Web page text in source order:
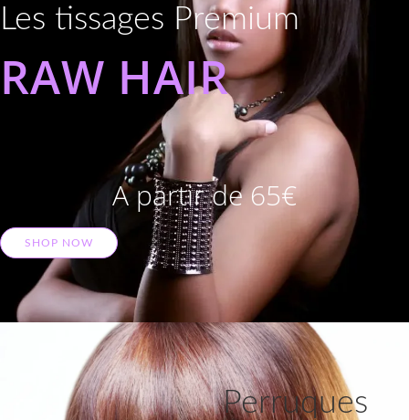
Les tissages Premium
RAW HAIR
A partir de 65€
SHOP NOW
Perruques